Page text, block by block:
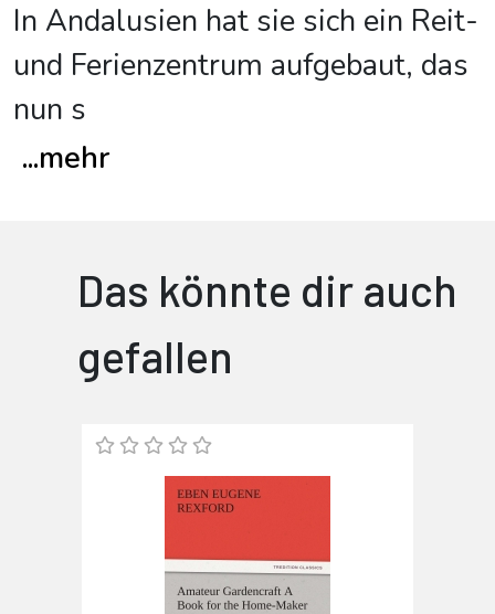
In Andalusien hat sie sich ein Reit-
und Ferienzentrum aufgebaut, das
nun s
...mehr
Das könnte dir auch
gefallen